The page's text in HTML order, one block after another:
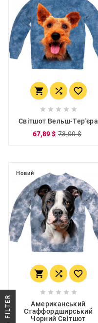
  
    
Світшот Вельш-Тер'єра
67,89 $ 73,00 $
Новий
  
    
Американський
Стаффордширський
Чорний Світшот
R